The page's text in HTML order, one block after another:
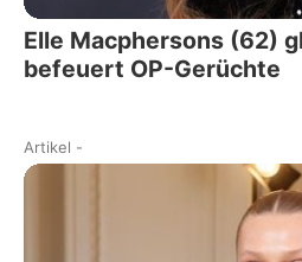
Elle Macphersons (62)
befeuert OP-Gerüchte
Artikel -